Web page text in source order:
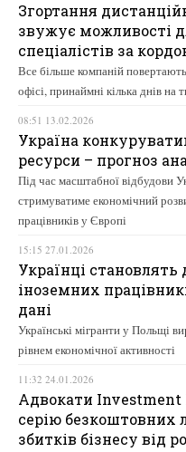
Згортання
звужує можливості
спеціалістів за
Все більше компаній
офісі, принаймні кілька днів на
08:51 13.02.2026
Україна
ресурси – прогноз
Під час масштабної відбудови
стримуватиме економічний
працівників у Європі
15:15 27.01.2026
Українці становлять
іноземних
дані
Українські мігранти у Польщі
рівнем економічної активності
11:32 24.01.2026
Адвокати Investment
серію безкоштовних
збитків бізнесу від